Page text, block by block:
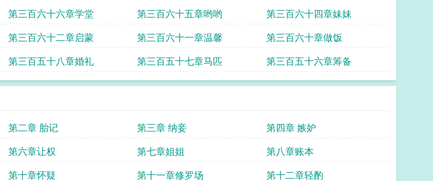
第三百六十六章学堂 第三百六十五章哟哟
第三百六十四章妹妹
第三百六十二章启蒙 第三百六十一章温馨
第三百六十章做饭
第三百五十八章婚礼 第三百五十七章马匹 第三百五十六章筹备
第二章 胎记 第三章 纳妾
第四章 嫉妒
第六章让权 第七章姐姐
第八章账本
第十章怀疑 第十一章修罗场
第十二章轻酌